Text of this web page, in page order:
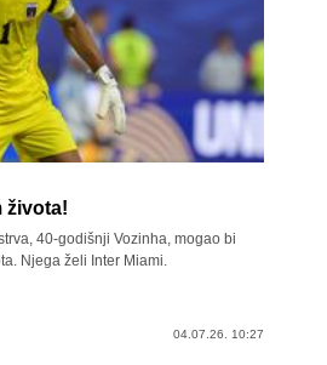
života!
40-godišnji Vozinha, mogao bi
Njega želi Inter Miami.
04.07.26. 10:27